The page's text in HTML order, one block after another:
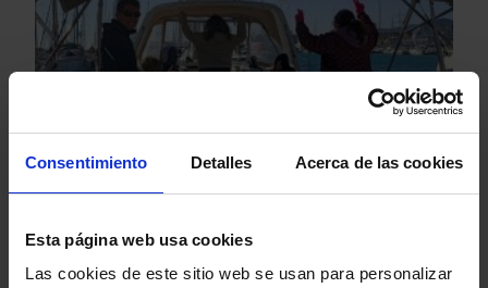
Consentimiento Detalles Acerca de las cookies
Esta página web usa cookies
Las cookies de este sitio web se usan para personalizar